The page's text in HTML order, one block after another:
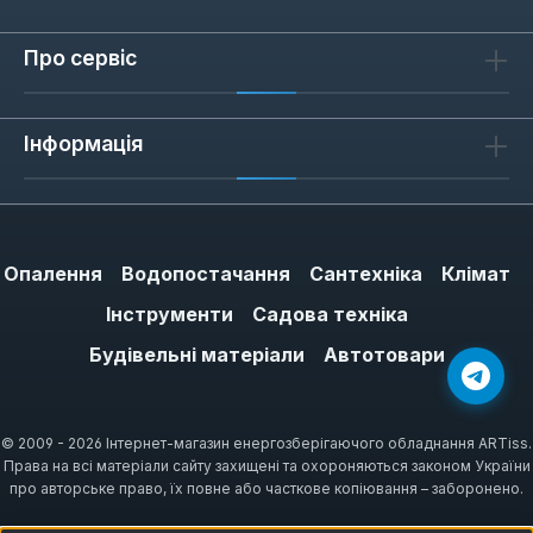
Про сервіс
Інформація
Опалення Водопостачання Сантехніка
Клімат
Інструменти
Садова техніка
Будівельні матеріали
Автотовари
© 2009 - 2026 Інтернет-магазин енергозберігаючого обладнання ARTiss.
Права на всі матеріали сайту захищені та охороняються законом України
про авторське право, їх повне або часткове копіювання – заборонено.